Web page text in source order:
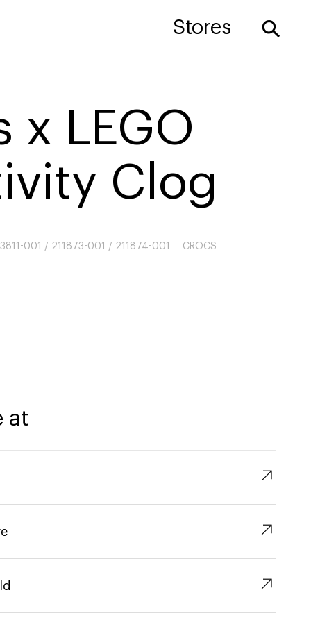
Stores ⚲
x LEGO
Clog
001 / 211873-001 / 211874-001 CROCS
at
↗︎
↗︎
↗︎